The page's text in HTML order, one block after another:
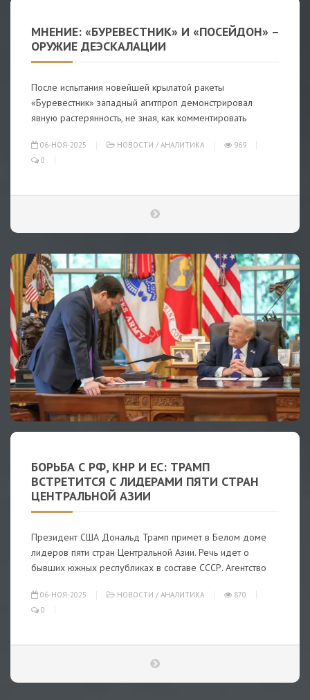
МНЕНИЕ: «БУРЕВЕСТНИК» И «ПОСЕЙДОН» –
ОРУЖИЕ ДЕЭСКАЛАЦИИ
После испытания новейшей крылатой ракеты
«Буревестник» западный агитпроп демонстрировал
явную растерянность, не зная, как комментировать
06-НОЯ-2025 НОВОСТИ / АНАЛИТИКА
969
0
БОРЬБА С РФ, КНР И ЕС: ТРАМП
ВСТРЕТИТСЯ С ЛИДЕРАМИ ПЯТИ СТРАН
ЦЕНТРАЛЬНОЙ АЗИИ
Президент США Дональд Трамп примет в Белом доме
лидеров пяти стран Центральной Азии. Речь идет о
бывших южных республиках в составе СССР. Агентство
06-НОЯ-2025 НОВОСТИ / АНАЛИТИКА
870
0